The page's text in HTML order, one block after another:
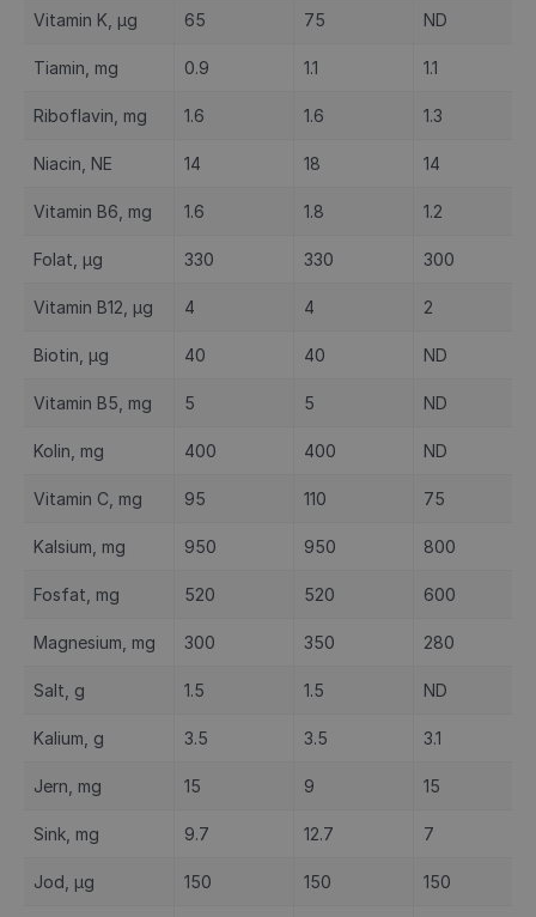
Vitamin K, µg 65 75 ND
Tiamin, mg 0.9 1.1 1.1
Riboflavin, mg 1.6 1.6 1.3
Niacin, NE 14 18 14
Vitamin B6, mg 1.6 1.8 1.2
Folat, µg 330 330 300
Vitamin B12, µg 4 4 2
Biotin, µg 40 40 ND
Vitamin B5, mg 5 5 ND
Kolin, mg 400 400 ND
Vitamin C, mg 95 110 75
Kalsium, mg 950 950 800
Fosfat, mg 520 520 600
Magnesium, mg 300 350 280
Salt, g 1.5 1.5 ND
Kalium, g 3.5 3.5 3.1
Jern, mg 15 9 15
Sink, mg 9.7 12.7 7
Jod, µg 150 150 150